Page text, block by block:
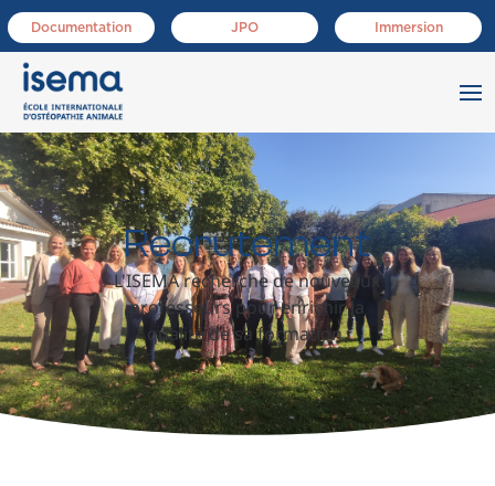
Documentation JPO Immersion
Recrutement
L'ISEMA recherche de nouveaux
professeurs pour enrichir la
qualité de sa formation.